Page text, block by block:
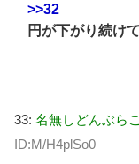
>>32
円が下がり続け
33: 名無しどんぶらこ
ID:M/H4plSo0